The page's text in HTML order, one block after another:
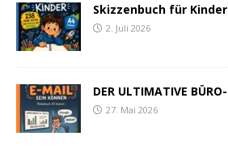
Skizzenbuch für Kinder
2. Juli 2026
DER ULTIMATIVE
27. Mai 2026